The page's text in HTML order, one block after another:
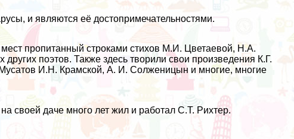
и являются её достопримечательностями.
пропитанный строками стихов М.И. Цветаевой, Н.А.
поэтов. Также здесь творили свои произведения К.Г.
И.Н. Крамской, А. И. Солженицын и многие, многие
своей даче много лет жил и работал С.Т. Рихтер.